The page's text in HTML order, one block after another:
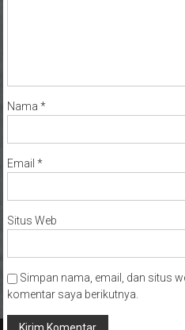
Nama *
Email *
Situs Web
Simpan nama, email, dan situs
komentar saya berikutnya.